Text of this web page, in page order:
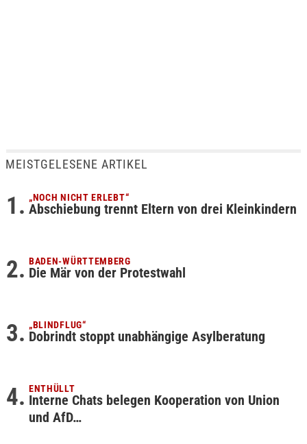
MEISTGELESENE ARTIKEL
„NOCH NICHT ERLEBT“
Abschiebung trennt Eltern von drei Kleinkindern
BADEN-WÜRTTEMBERG
Die Mär von der Protestwahl
„BLINDFLUG“
Dobrindt stoppt unabhängige Asylberatung
ENTHÜLLT
Interne Chats belegen Kooperation von Union
und AfD…